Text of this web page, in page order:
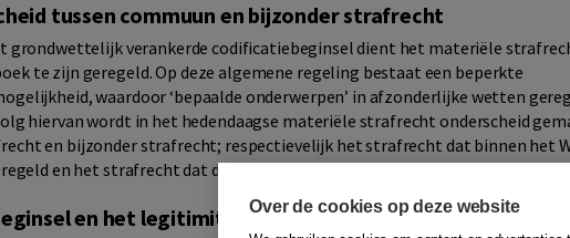
tussen commuun en bijzonder strafrecht
grondwettelijk verankerde codificatiebeginsel dient het materiële
te zijn geregeld. Op deze algemene regeling bestaat een beperkte
waardoor ‘bepaalde onderwerpen’ in afzonderlijke wetten
hiervan wordt in het hedendaagse materiële strafrecht onderscheid
en bijzonder strafrecht; respectievelijk het strafrecht dat binnen het
en het strafrecht dat daarbuiten is geregeld.
en het legitimiteitsbeginselOver de cookies op deze website